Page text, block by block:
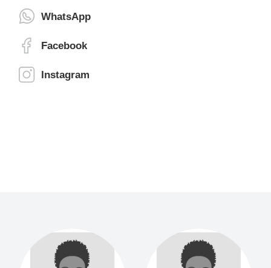
WhatsApp
Facebook
Instagram